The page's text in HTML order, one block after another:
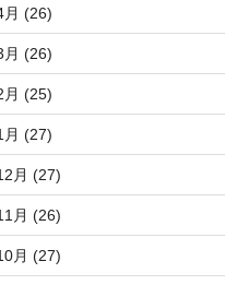
月 (26)
月 (26)
月 (25)
月 (27)
月 (27)
月 (26)
月 (27)